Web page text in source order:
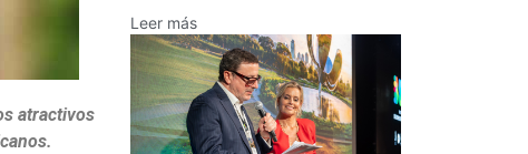
atractivos
Leer más